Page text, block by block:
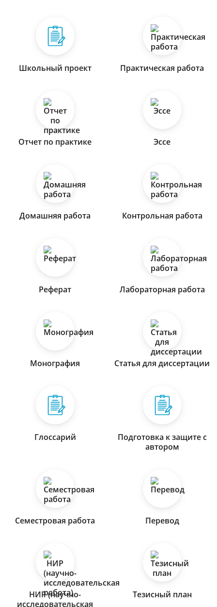
Школьный проект Практическая работа
Отчет по практике Эссе
Домашняя работа Контрольная работа
Реферат Лабораторная работа
Монография Статья для диссертации
Глоссарий
Подготовка к защите с
автором
Семестровая работа Перевод
НИР (научно-
исследовательская
Тезисный план